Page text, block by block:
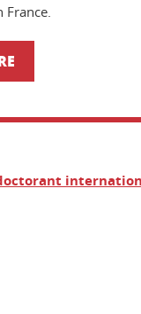
France.